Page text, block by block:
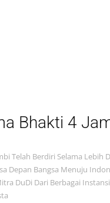
Bhakti 4
Telah Berdiri Selama Lebih
Depan Bangsa Menuju
DuDi Dari Berbagai